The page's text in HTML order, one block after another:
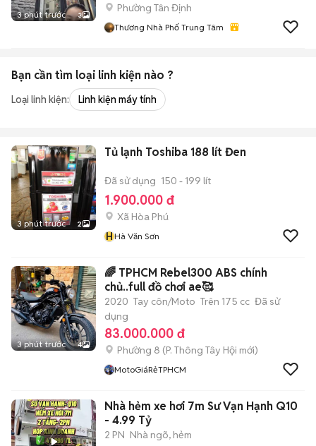
3 phút trước 3
Phường Tân Định
Thương Nhà Phố Trung Tâm
Bạn cần tìm loại linh kiện nào ?
Loại linh kiện: Linh kiện máy tính
3 phút trước 2
Tủ lạnh Toshiba 188 lít Đen
Đã sử dụng 150 - 199 lít
1.900.000 đ
Xã Hòa Phú
HHà Văn Sơn
3 phút trước 4
🌈 TPHCM Rebel300 ABS chính
chủ..full đồ chơi ae🥰
2020 Tay côn/Moto Trên 175 cc Đã sử
dụng
83.000.000 đ
Phường 8 (P. Thông Tây Hội mới)
MotoGiáRẻTPHCM
Nhà hẻm xe hơi 7m Sư Vạn Hạnh Q10
- 4.99 Tỷ
2 PN Nhà ngõ, hẻm